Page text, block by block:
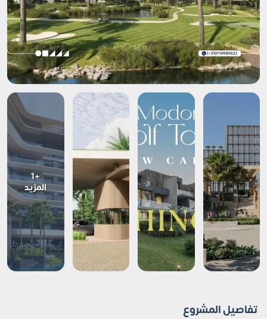
+1
المزيد
تفاصيل المشروع